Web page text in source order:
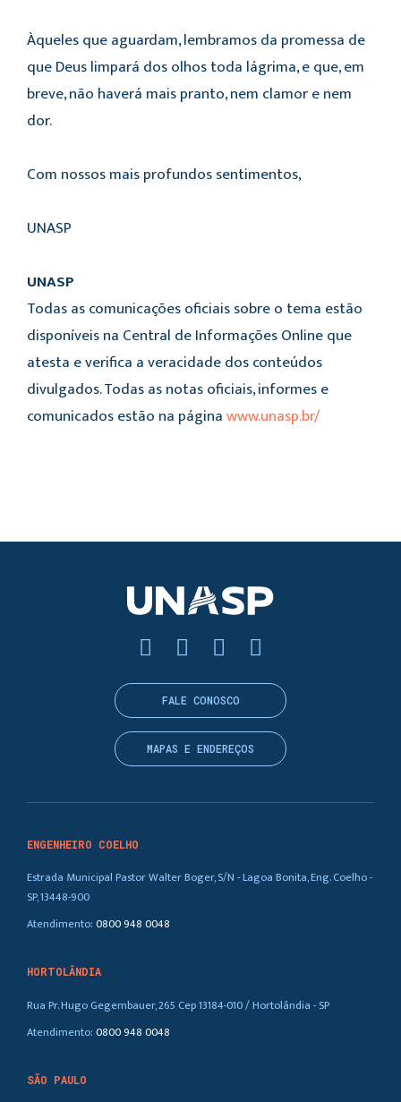
Àqueles que aguardam, lembramos da promessa de
que Deus limpará dos olhos toda lágrima, e que, em
breve, não haverá mais pranto, nem clamor e nem
dor.
Com nossos mais profundos sentimentos,
UNASP
UNASP
Todas as comunicações oficiais sobre o tema estão
disponíveis na Central de Informações Online que
atesta e verifica a veracidade dos conteúdos
divulgados. Todas as notas oficiais, informes e
comunicados estão na páginawww.unasp.br/
ENGENHEIRO COELHO
Estrada Municipal Pastor Walter Boger, S/N - Lagoa Bonita, Eng. Coelho -
SP, 13448-900
Atendimento:0800 948 0048
HORTOLÂNDIA
Rua Pr. Hugo Gegembauer, 265 Cep 13184-010 / Hortolândia - SP
Atendimento:0800 948 0048
SÃO PAULO
FALE CONOSCO
MAPAS E ENDEREÇOS